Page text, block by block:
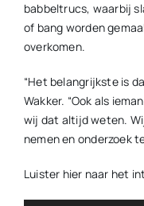
babbeltrucs, waarbij
of bang worden
overkomen.
“Het belangrijkste is
Wakker. “Ook als
wij dat altijd weten.
nemen en onderzoek
Luister hier naar het